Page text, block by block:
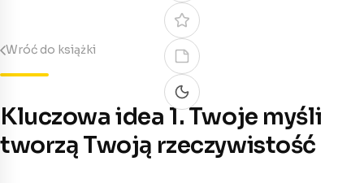
Wróć do książki
Kluczowa idea 1. Twoje myśli
tworzą Twoją rzeczywistość